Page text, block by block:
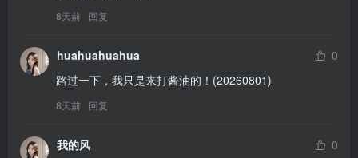
8天前 回复
huahuahuahua
0
路过一下，我只是来打酱油的！(20260801)
8天前 回复
我的风
0